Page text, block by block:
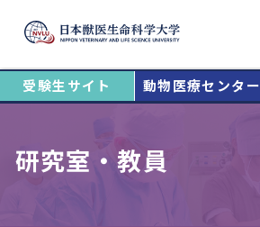
受験生サイト 動物医療センター
研究室・教員